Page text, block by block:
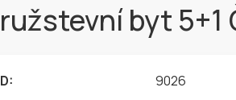
byt 5+1
9026